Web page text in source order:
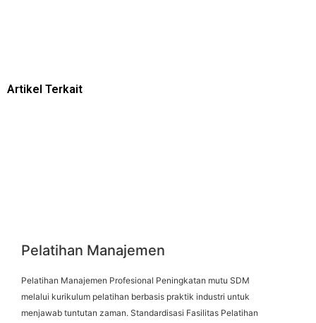
Artikel Terkait
Pelatihan Manajemen
Pelatihan Manajemen Profesional Peningkatan mutu SDM
melalui kurikulum pelatihan berbasis praktik industri untuk
menjawab tuntutan zaman. Standardisasi Fasilitas Pelatihan